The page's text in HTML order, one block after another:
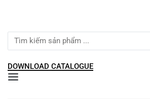
Search
for:
DOWNLOAD CATALOGUE